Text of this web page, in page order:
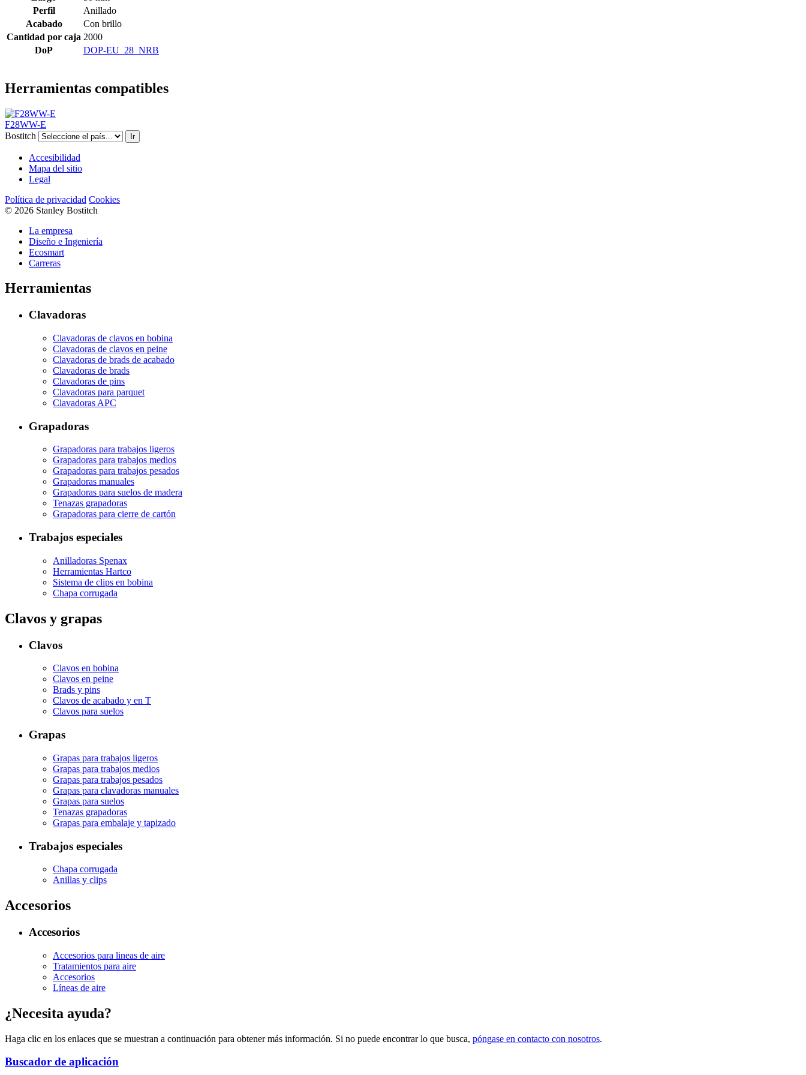
Perfil
Anillado
Acabado
Con brillo
Cantidad por caja 2000
DoP
DOP-EU_28_NRB
Herramientas compatibles
F28WW-E
Bostitch
Ir
Accesibilidad
Mapa del sitio
Legal
Política de privacidad Cookies
© 2026 Stanley Bostitch
La empresa
Diseño e Ingeniería
Ecosmart
Carreras
Herramientas
Clavadoras
Clavadoras de clavos en bobina
Clavadoras de clavos en peine
Clavadoras de brads de acabado
Clavadoras de brads
Clavadoras de pins
Clavadoras para parquet
Clavadoras APC
Grapadoras
Grapadoras para trabajos ligeros
Grapadoras para trabajos medios
Grapadoras para trabajos pesados
Grapadoras manuales
Grapadoras para suelos de madera
Tenazas grapadoras
Grapadoras para cierre de cartón
Trabajos especiales
Anilladoras Spenax
Herramientas Hartco
Sistema de clips en bobina
Chapa corrugada
Clavos y grapas
Clavos
Clavos en bobina
Clavos en peine
Brads y pins
Clavos de acabado y en T
Clavos para suelos
Grapas
Grapas para trabajos ligeros
Grapas para trabajos medios
Grapas para trabajos pesados
Grapas para clavadoras manuales
Grapas para suelos
Tenazas grapadoras
Grapas para embalaje y tapizado
Trabajos especiales
Chapa corrugada
Anillas y clips
Accesorios
Accesorios
Accesorios para lineas de aire
Tratamientos para aire
Accesorios
Líneas de aire
¿Necesita ayuda?
Haga clic en los enlaces que se muestran a continuación para obtener más información. Si no puede encontrar lo que busca, póngase en contacto con nosotros.
Buscador de aplicación